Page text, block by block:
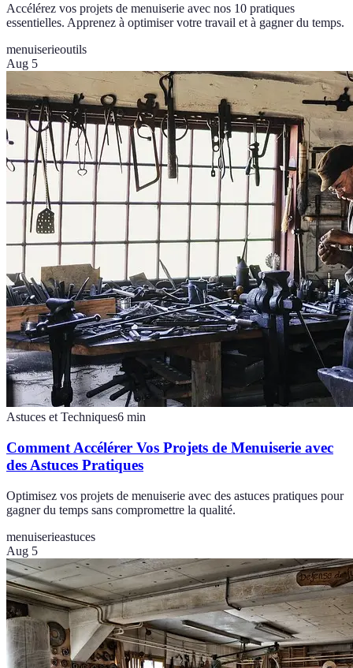
Accélérez vos projets de menuiserie avec nos 10 pratiques
essentielles. Apprenez à optimiser votre travail et à gagner du temps.
menuiserieoutils
Aug 5
Astuces et Techniques6 min
Comment Accélérer Vos Projets de Menuiserie avec
des Astuces Pratiques
Optimisez vos projets de menuiserie avec des astuces pratiques pour
gagner du temps sans compromettre la qualité.
menuiserieastuces
Aug 5